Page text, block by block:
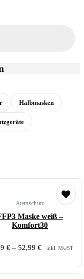
Halbmasken
Atemschutz
Maske weiß –
Komfort30
€– 52,99 € inkl. MwST